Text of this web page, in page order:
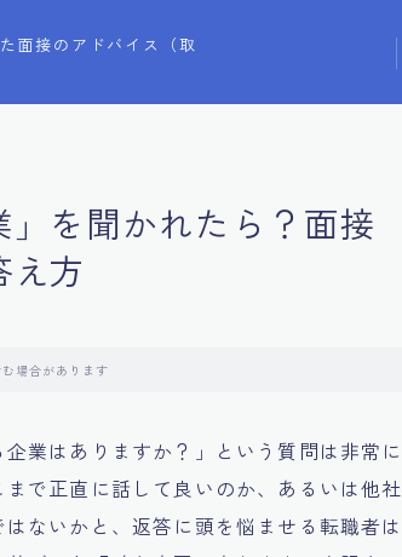
面接のアドバイス（取
を聞かれたら？面接
方
場合があります
業はありますか？」という質問は非常に
で正直に話して良いのか、あるいは他社
ないかと、返答に頭を悩ませる転職者は